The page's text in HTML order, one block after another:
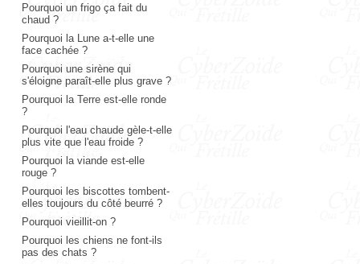
Pourquoi un frigo ça fait du
chaud ?
Pourquoi la Lune a-t-elle une
face cachée ?
Pourquoi une sirène qui
s'éloigne paraît-elle plus grave ?
Pourquoi la Terre est-elle ronde
?
Pourquoi l'eau chaude gèle-t-elle
plus vite que l'eau froide ?
Pourquoi la viande est-elle
rouge ?
Pourquoi les biscottes tombent-
elles toujours du côté beurré ?
Pourquoi vieillit-on ?
Pourquoi les chiens ne font-ils
pas des chats ?